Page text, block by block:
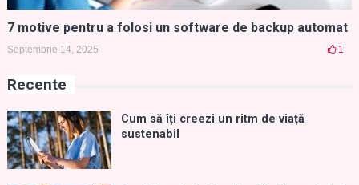
7 motive pentru a folosi un software de backup automat
Septembrie 14, 2025 1
Recente
Cum să îți creezi un ritm de viață
sustenabil